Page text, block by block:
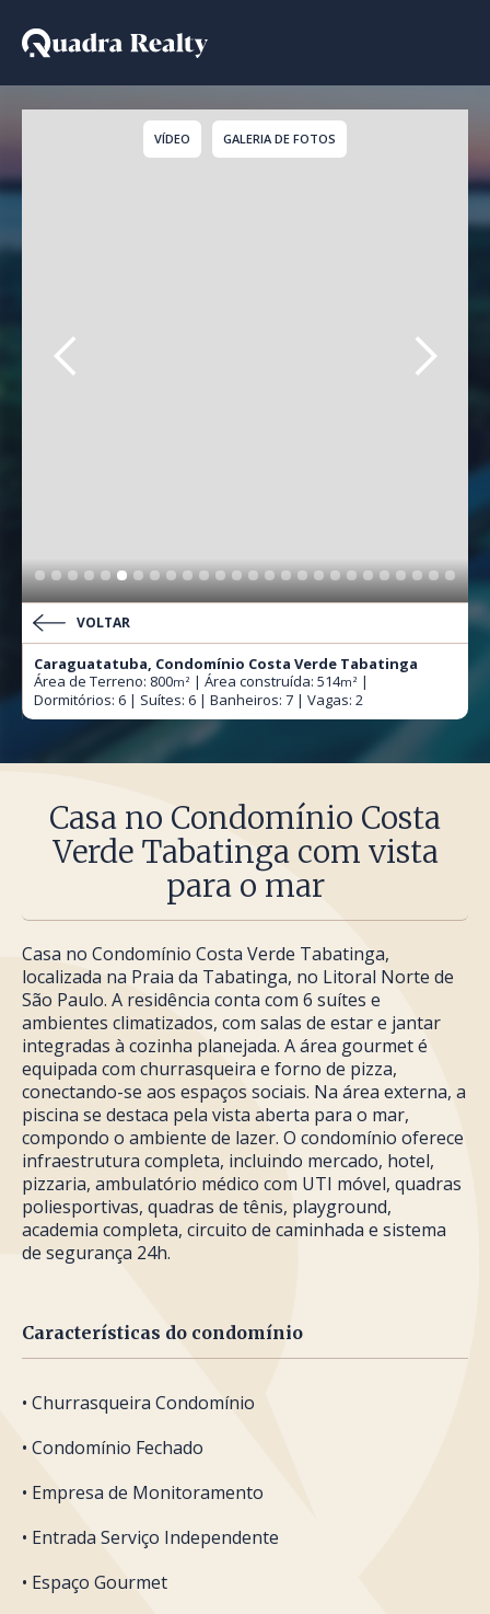
Casa a venda em
VÍDEO GALERIA DE FOTOS
VOLTAR
Caraguatatuba, Condomínio Costa Verde Tabatinga
Área de Terreno: 800m² | Área construída: 514m² |
Dormitórios: 6 | Suítes: 6 | Banheiros: 7 | Vagas: 2
Casa no Condomínio Costa
Verde Tabatinga com vista
para o mar
Casa no Condomínio Costa Verde Tabatinga,
localizada na Praia da Tabatinga, no Litoral Norte de
São Paulo. A residência conta com 6 suítes e
ambientes climatizados, com salas de estar e jantar
integradas à cozinha planejada. A área gourmet é
equipada com churrasqueira e forno de pizza,
conectando-se aos espaços sociais. Na área externa, a
piscina se destaca pela vista aberta para o mar,
compondo o ambiente de lazer. O condomínio oferece
infraestrutura completa, incluindo mercado, hotel,
pizzaria, ambulatório médico com UTI móvel, quadras
poliesportivas, quadras de tênis, playground,
academia completa, circuito de caminhada e sistema
de segurança 24h.
Características do condomínio
• Churrasqueira Condomínio
• Condomínio Fechado
• Empresa de Monitoramento
• Entrada Serviço Independente
• Espaço Gourmet